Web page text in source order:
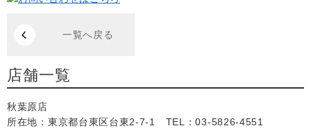
一覧へ戻る
店舗一覧
秋葉原店
所在地：東京都台東区台東2-7-1 TEL：03-5826-4551